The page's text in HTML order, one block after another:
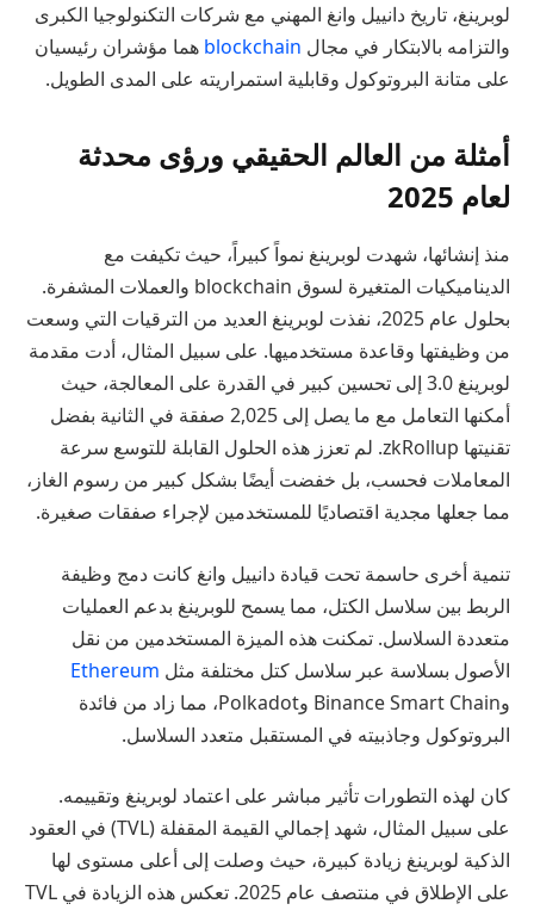
لوبرينغ، تاريخ دانييل وانغ المهني مع شركات التكنولوجيا الكبرى
والتزامه بالابتكار في مجال blockchain هما مؤشران رئيسيان
على متانة البروتوكول وقابلية استمراريته على المدى الطويل.
أمثلة من العالم الحقيقي ورؤى محدثة
لعام 2025
منذ إنشائها، شهدت لوبرينغ نمواً كبيراً، حيث تكيفت مع
الديناميكيات المتغيرة لسوق blockchain والعملات المشفرة.
بحلول عام 2025، نفذت لوبرينغ العديد من الترقيات التي وسعت
من وظيفتها وقاعدة مستخدميها. على سبيل المثال، أدت مقدمة
لوبرينغ 3.0 إلى تحسين كبير في القدرة على المعالجة، حيث
أمكنها التعامل مع ما يصل إلى 2,025 صفقة في الثانية بفضل
تقنيتها zkRollup. لم تعزز هذه الحلول القابلة للتوسع سرعة
المعاملات فحسب، بل خفضت أيضًا بشكل كبير من رسوم الغاز،
مما جعلها مجدية اقتصاديًا للمستخدمين لإجراء صفقات صغيرة.
تنمية أخرى حاسمة تحت قيادة دانييل وانغ كانت دمج وظيفة
الربط بين سلاسل الكتل، مما يسمح للوبرينغ بدعم العمليات
متعددة السلاسل. تمكنت هذه الميزة المستخدمين من نقل
الأصول بسلاسة عبر سلاسل كتل مختلفة مثل Ethereum
وBinance Smart Chain وPolkadot، مما زاد من فائدة
البروتوكول وجاذبيته في المستقبل متعدد السلاسل.
كان لهذه التطورات تأثير مباشر على اعتماد لوبرينغ وتقييمه.
على سبيل المثال، شهد إجمالي القيمة المقفلة (TVL) في العقود
الذكية لوبرينغ زيادة كبيرة، حيث وصلت إلى أعلى مستوى لها
على الإطلاق في منتصف عام 2025. تعكس هذه الزيادة في TVL